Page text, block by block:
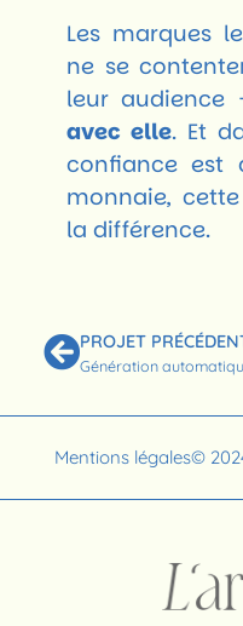
Les marques
ne se
leur
avec elle. Et
confiance est
monnaie,
la différence.
PROJET
Mentions légales©